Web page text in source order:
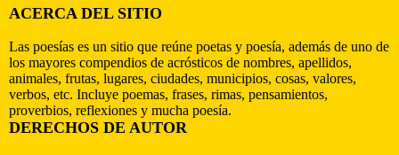
ACERCA DEL SITIO
Las poesías es un sitio que reúne poetas y poesía, además de uno de
los mayores compendios de acrósticos de nombres, apellidos,
animales, frutas, lugares, ciudades, municipios, cosas, valores,
verbos, etc. Incluye poemas, frases, rimas, pensamientos,
proverbios, reflexiones y mucha poesía.
DERECHOS DE AUTOR